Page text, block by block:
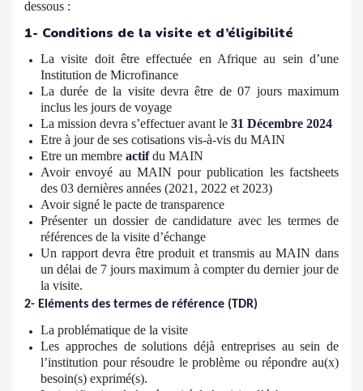
dessous :
1- Conditions de la visite et d’éligibilité
La visite doit être effectuée en Afrique au sein d’une
Institution de Microfinance
La durée de la visite devra être de 07 jours maximum
inclus les jours de voyage
La mission devra s’effectuer avant le 31 Décembre 2024
Etre à jour de ses cotisations vis-à-vis du MAIN
Etre un membre actifdu MAIN
Avoir envoyé au MAIN pour publication les factsheets
des 03 dernières années (2021, 2022 et 2023)
Avoir signé le pacte de transparence
Présenter un dossier de candidature avec les termes de
références de la visite d’échange
Un rapport devra être produit et transmis au MAIN dans
un délai de 7 jours maximum à compter du dernier jour de
la visite.
2- Eléments des termes de référence (TDR)
La problématique de la visite
Les approches de solutions déjà entreprises au sein de
l’institution pour résoudre le problème ou répondre au(x)
besoin(s) exprimé(s).